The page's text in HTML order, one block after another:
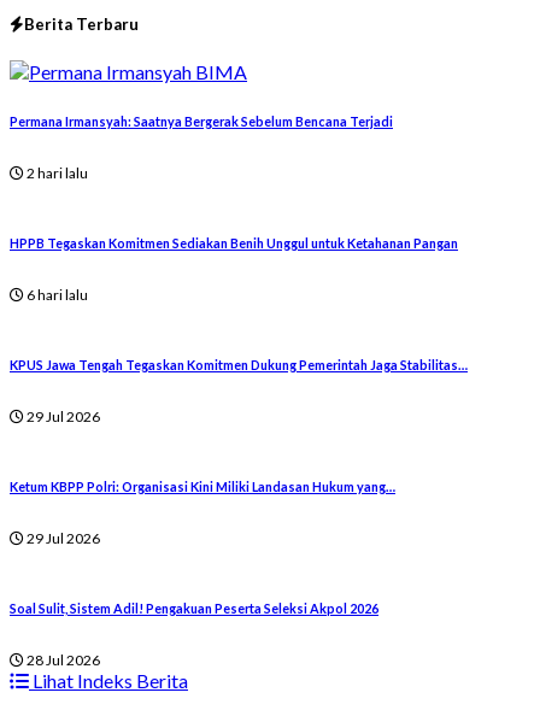
Berita Terbaru
Permana Irmansyah: Saatnya Bergerak Sebelum Bencana Terjadi
2 hari lalu
HPPB Tegaskan Komitmen Sediakan Benih Unggul untuk Ketahanan Pangan
6 hari lalu
KPUS Jawa Tengah Tegaskan Komitmen Dukung Pemerintah Jaga Stabilitas…
29 Jul 2026
Ketum KBPP Polri: Organisasi Kini Miliki Landasan Hukum yang…
29 Jul 2026
Soal Sulit, Sistem Adil! Pengakuan Peserta Seleksi Akpol 2026
28 Jul 2026
Lihat Indeks Berita